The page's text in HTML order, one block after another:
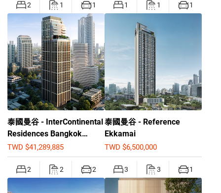
2 1 1 1 1 1
泰國曼谷 - InterContinental
Residences Bangkok
Asoke
TWD $41,289,885
2 2 2
泰國曼谷 - Reference
Ekkamai
TWD $6,500,000
3 3 1